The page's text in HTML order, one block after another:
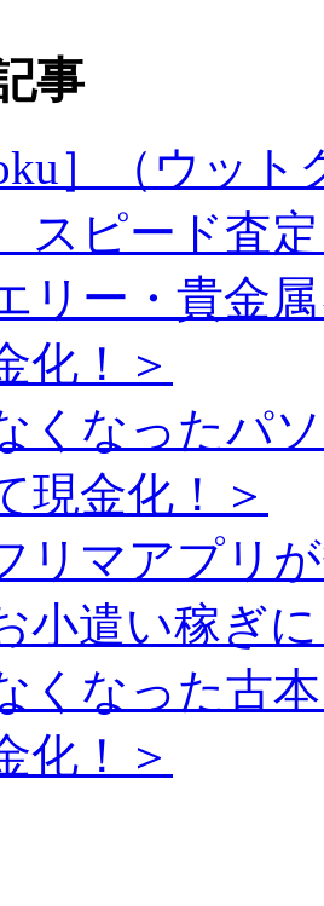
事
］（ウッ
スピード査
リー・貴金
化！＞
くなったパ
現金化！＞
リマアプリ
小遣い稼ぎ
くなった古
化！＞